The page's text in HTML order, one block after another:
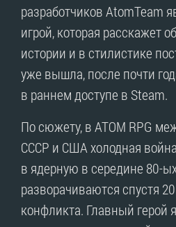
разработчиков AtomTeam
игрой, которая расскажет
истории и в стилистике
уже вышла, после почти
в раннем доступе в Steam.
По сюжету, в ATOM RPG
СССР и США холодная
в ядерную в середине 80-
разворачиваются спустя
конфликта. Главный герой